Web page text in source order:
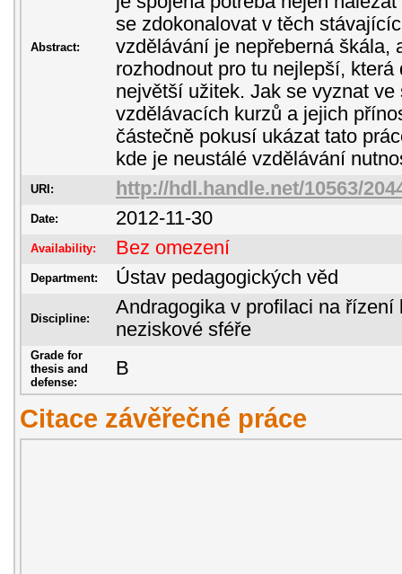
Abstract:
se zdokonalovat v těch
vzdělávání je nepřeberná škála,
rozhodnout pro tu nejlepší,
největší užitek. Jak se vyznat ve
vzdělávacích kurzů a jejich
částečně pokusí ukázat tato
kde je neustálé vzdělávání
URI: http://hdl.handle.net/10563/
Date: 2012-11-30
Availability: Bez omezení
Department: Ústav pedagogických věd
Discipline:
Andragogika v profilaci na řízení
neziskové sféře
Grade for
thesis and
defense:
B
Citace závěřečné práce